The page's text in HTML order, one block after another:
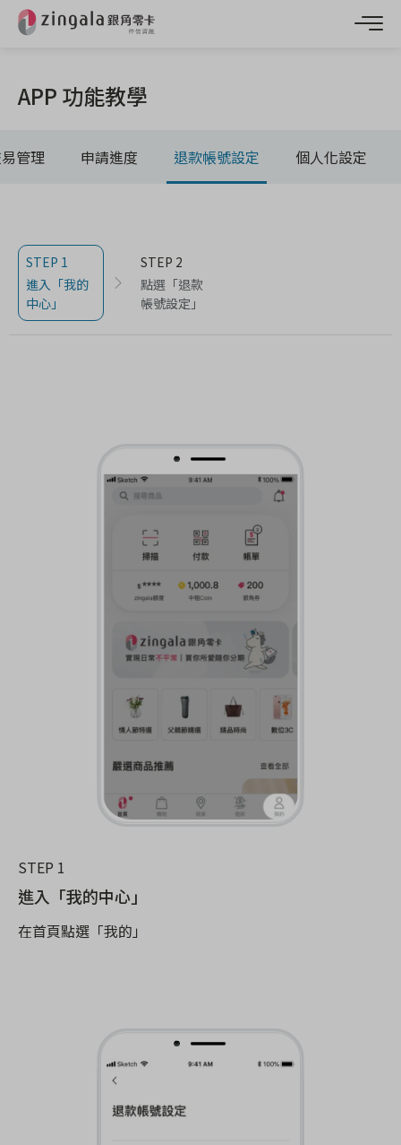
APP 功能教學
管理 申請進度 退款帳號設定 個人化設定
STEP 1
進入「我的
中心」
STEP 2
點選「退款
帳號設定」
STEP 1
進入「我的中心」
在首頁點選「我的」